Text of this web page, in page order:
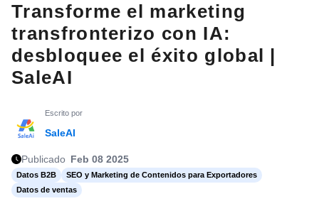
Transforme el marketing
transfronterizo con IA:
desbloquee el éxito global |
SaleAI
Escrito por
SaleAI
Publicado Feb 08 2025
Datos B2B
SEO y Marketing de Contenidos para Exportadores
Datos de ventas